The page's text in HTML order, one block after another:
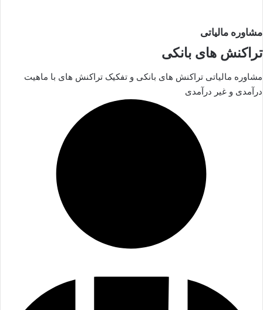
مشاوره مالیاتی
تراکنش های بانکی
مشاوره مالیاتی تراکنش های بانکی و تفکیک تراکنش های با ماهیت
درآمدی و غیر درآمدی